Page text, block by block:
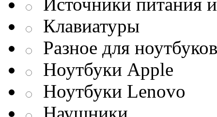
Источники питания
Клавиатуры
Разное для ноутбуков
Ноутбуки Apple
Ноутбуки Lenovo